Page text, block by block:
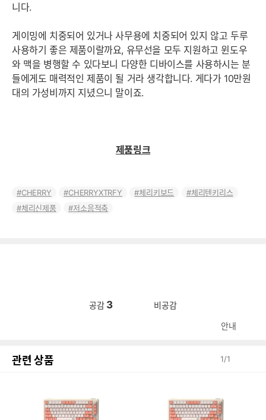
니다.
게이밍에 치중되어 있거나 사무용에 치중되어 있지 않고 두루
사용하기 좋은 제품이랄까요, 유무선을 모두 지원하고 윈도우
와 맥을 병행할 수 있다보니 다양한 디바이스를 사용하시는 분
들에게도 매력적인 제품이 될 거라 생각합니다. 게다가 10만원
대의 가성비까지 지녔으니 말이죠.
제품링크
CHERRY CHERRYXTRFY 체리키보드
체리텐키리스
체리신제품
저소음적축
공감 3 비공감
안내
관련 상품 1/1